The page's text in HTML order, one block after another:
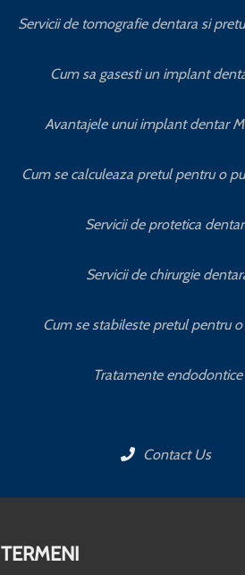
Servicii de tomografie dentara si
Cum sa gasesti un implant
Avantajele unui implant dentar
Cum se calculeaza pretul pentru o
Servicii de protetica
Servicii de chirurgie
Cum se stabileste pretul pentru
Tratamente endodontice
Contact Us
TERMENI